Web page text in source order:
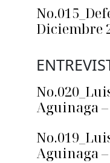
Diciembre
Aguinaga
Aguinaga